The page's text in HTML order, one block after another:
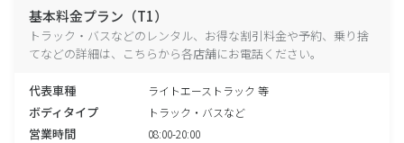
基本料金プラン（T1）
トラック・バスなどのレンタル、お得な割引料金や予約、乗り捨
てなどの詳細は、こちらから各店舗にお電話ください。
代表車種 ライトエーストラック 等
ボディタイプ トラック・バスなど
営業時間 08:00-20:00